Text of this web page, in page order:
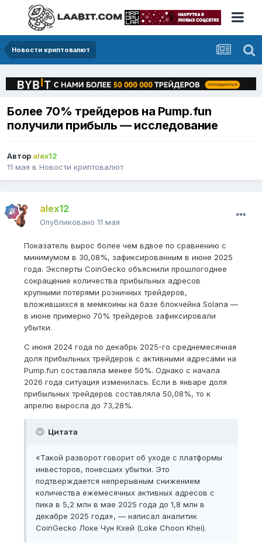
Новости криптовалют
Более 70% трейдеров на Pump.fun
получили прибыль — исследование
Автор alex12
11 мая в Новости криптовалют
alex12
Опубликовано 11 мая
Показатель вырос более чем вдвое по сравнению с
минимумом в 30,08%, зафиксированным в июне 2025
года. Эксперты CoinGecko объяснили прошлогоднее
сокращение количества прибыльных адресов
крупными потерями розничных трейдеров,
вложившихся в мемкоины на базе блокчейна Solana —
в июне примерно 70% трейдеров зафиксировали
убытки.
С июня 2024 года по декабрь 2025-го среднемесячная
доля прибыльных трейдеров с активными адресами на
Pump.fun составляла менее 50%. Однако с начала
2026 года ситуация изменилась. Если в январе доля
прибыльных трейдеров составляла 50,08%, то к
апрелю выросла до 73,28%.
Цитата
«Такой разворот говорит об уходе с платформы
инвесторов, понесших убытки. Это
подтверждается непрерывным снижением
количества ежемесячных активных адресов с
пика в 5,2 млн в мае 2025 года до 1,8 млн в
декабре 2025 года», — написал аналитик
CoinGecko Локе Чун Кхей (Loke Choon Khei).